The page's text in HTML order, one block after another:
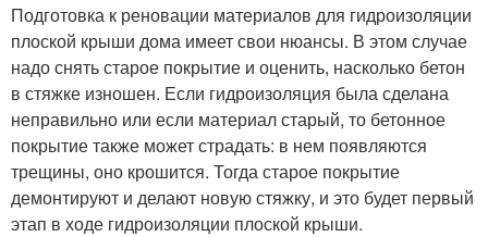
Подготовка к реновации материалов для гидроизоляции
плоской крыши дома имеет свои нюансы. В этом случае
надо снять старое покрытие и оценить, насколько бетон
в стяжке изношен. Если гидроизоляция была сделана
неправильно или если материал старый, то бетонное
покрытие также может страдать: в нем появляются
трещины, оно крошится. Тогда старое покрытие
демонтируют и делают новую стяжку, и это будет первый
этап в ходе гидроизоляции плоской крыши.